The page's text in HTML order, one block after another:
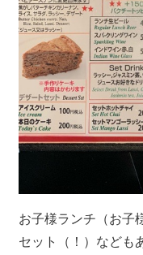
お子様ランチ（お子
セット（！）なども